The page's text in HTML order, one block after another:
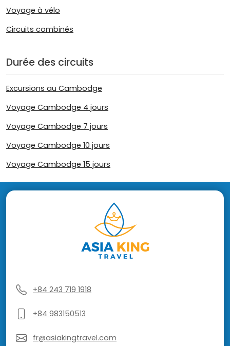
Voyage à vélo
Circuits combinés
Durée des circuits
Excursions au Cambodge
Voyage Cambodge 4 jours
Voyage Cambodge 7 jours
Voyage Cambodge 10 jours
Voyage Cambodge 15 jours
+84 243 719 1918
+84 983150513
fr@asiakingtravel.com